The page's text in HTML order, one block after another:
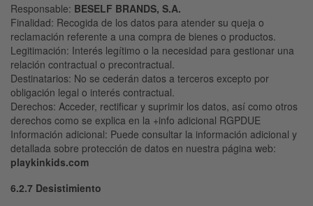
Responsable: BESELF BRANDS, S.A.
Finalidad: Recogida de los datos para atender su queja o
reclamación referente a una compra de bienes o productos.
Legitimación: Interés legítimo o la necesidad para gestionar una
relación contractual o precontractual.
Destinatarios: No se cederán datos a terceros excepto por
obligación legal o interés contractual.
Derechos: Acceder, rectificar y suprimir los datos, así como otros
derechos como se explica en la +info adicional RGPDUE
Información adicional: Puede consultar la información adicional y
detallada sobre protección de datos en nuestra página web:
playkinkids.com
6.2.7 Desistimiento